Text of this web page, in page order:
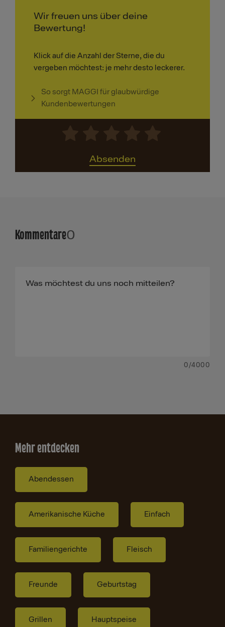
Wir freuen uns über deine
Bewertung!
Klick auf die Anzahl der Sterne, die du
vergeben möchtest: je mehr desto leckerer.
So sorgt MAGGI für glaubwürdige
Kundenbewertungen
Absenden
Kommentare0
0 /4000
Mehr entdecken
Abendessen
Amerikanische Küche Einfach
Familiengerichte Fleisch
Freunde Geburtstag
Grillen Hauptspeise